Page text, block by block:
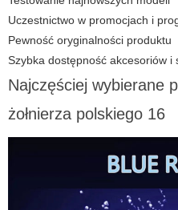
Uczestnictwo w promocjach i
Pewność oryginalności produktu
Szybka dostępność akcesoriów i
Najczęściej wybierane
żołnierza polskiego 16